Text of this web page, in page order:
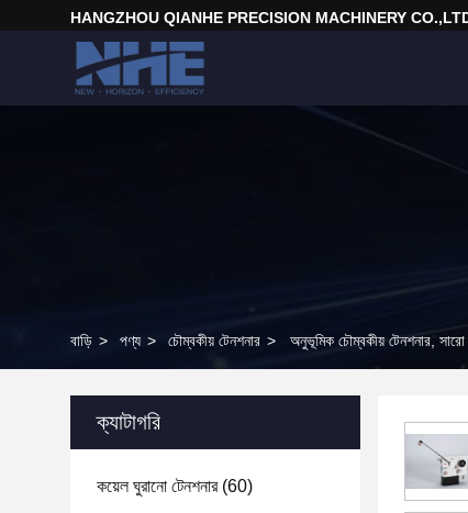
HANGZHOU QIANHE PRECISION MACHINERY
বাড়ি > পণ্য > চৌম্বকীয় টেনশনার > অনুভূমিক চৌম্বকীয় টেনশনার,
ক্যাটাগরি
কয়েল ঘুরানো টেনশনার(60)